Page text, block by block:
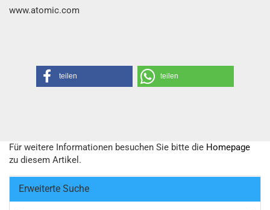
www.atomic.com
teilen teilen
Für weitere Informationen besuchen Sie bitte die Homepage
zu diesem Artikel.
Erweiterte Suche